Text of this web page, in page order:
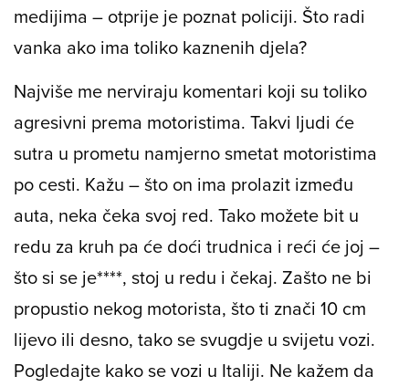
medijima – otprije je poznat policiji. Što radi
vanka ako ima toliko kaznenih djela?
Najviše me nerviraju komentari koji su toliko
agresivni prema motoristima. Takvi ljudi će
sutra u prometu namjerno smetat motoristima
po cesti. Kažu – što on ima prolazit između
auta, neka čeka svoj red. Tako možete bit u
redu za kruh pa će doći trudnica i reći će joj –
što si se je****, stoj u redu i čekaj. Zašto ne bi
propustio nekog motorista, što ti znači 10 cm
lijevo ili desno, tako se svugdje u svijetu vozi.
Pogledajte kako se vozi u Italiji. Ne kažem da